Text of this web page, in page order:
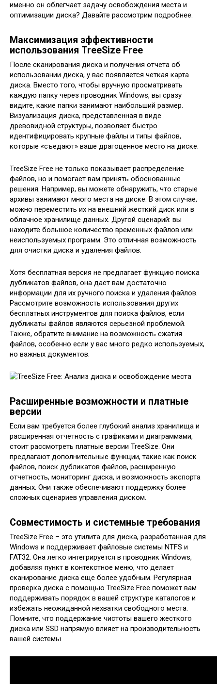
именно он облегчает задачу освобождения места и
оптимизации диска? Давайте рассмотрим подробнее.
Максимизация эффективности
использования TreeSize Free
После сканирования диска и получения отчета об
использовании диска, у вас появляется четкая карта
диска. Вместо того, чтобы вручную просматривать
каждую папку через проводник Windows, вы сразу
видите, какие папки занимают наибольший размер.
Визуализация диска, представленная в виде
древовидной структуры, позволяет быстро
идентифицировать крупные файлы и типы файлов,
которые «съедают» ваше драгоценное место на диске.
TreeSize Free не только показывает распределение
файлов, но и помогает вам принять обоснованные
решения. Например, вы можете обнаружить, что старые
архивы занимают много места на диске. В этом случае,
можно переместить их на внешний жесткий диск или в
облачное хранилище данных. Другой сценарий: вы
находите большое количество временных файлов или
неиспользуемых программ. Это отличная возможность
для очистки диска и удаления файлов.
Хотя бесплатная версия не предлагает функцию поиска
дубликатов файлов, она дает вам достаточно
информации для их ручного поиска и удаления файлов.
Рассмотрите возможность использования других
бесплатных инструментов для поиска файлов, если
дубликаты файлов являются серьезной проблемой.
Также, обратите внимание на возможность сжатия
файлов, особенно если у вас много редко используемых,
но важных документов.
Расширенные возможности и платные
версии
Если вам требуется более глубокий анализ хранилища и
расширенная отчетность с графиками и диаграммами,
стоит рассмотреть платные версии TreeSize. Они
предлагают дополнительные функции, такие как поиск
файлов, поиск дубликатов файлов, расширенную
отчетность, мониторинг диска, и возможность экспорта
данных. Они также обеспечивают поддержку более
сложных сценариев управления диском.
Совместимость и системные требования
TreeSize Free – это утилита для диска, разработанная для
Windows и поддерживает файловые системы NTFS и
FAT32. Она легко интегрируется в проводник Windows,
добавляя пункт в контекстное меню, что делает
сканирование диска еще более удобным. Регулярная
проверка диска с помощью TreeSize Free поможет вам
поддерживать порядок в вашей структуре каталогов и
избежать неожиданной нехватки свободного места.
Помните, что поддержание чистоты вашего жесткого
диска или SSD напрямую влияет на производительность
вашей системы.